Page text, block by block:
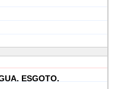
ESGOTO.